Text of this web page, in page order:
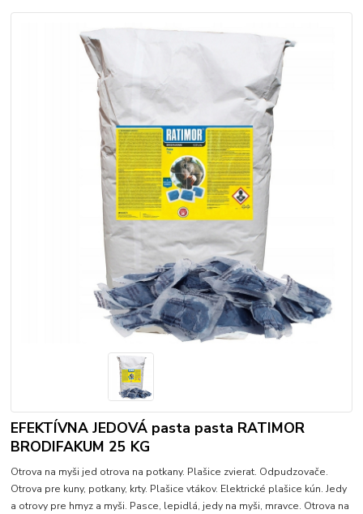
EFEKTÍVNA JEDOVÁ pasta pasta RATIMOR
BRODIFAKUM 25 KG
Otrova na myši jed otrova na potkany. Plašice zvierat. Odpudzovače.
Otrova pre kuny, potkany, krty. Plašice vtákov. Elektrické plašice kún. Jedy
a otrovy pre hmyz a myši. Pasce, lepidlá, jedy na myši, mravce. Otrova na